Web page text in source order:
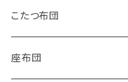
掛け布団カバー
敷き布団カバー
こたつ布団
座布団